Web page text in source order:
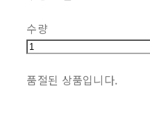
수량
품절된 상품입니다.